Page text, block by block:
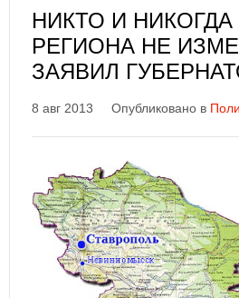
НИКТО И НИКОГДА
РЕГИОНА НЕ
ЗАЯВИЛ
8 авг 2013 Опубликовано в